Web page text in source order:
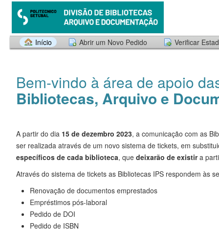
Início Abrir um Novo Pedido Verificar
Bem-vindo à área de apoio
Bibliotecas, Arquivo e
A partir do dia 15 de dezembro 2023, a comunicação com as
ser realizada através de um novo sistema de tickets, em
específicos de cada biblioteca, que deixarão de existira
Através do sistema de tickets as Bibliotecas IPS respondem às
Renovação de documentos emprestados
Empréstimos pós-laboral
Pedido de DOI
Pedido de ISBN